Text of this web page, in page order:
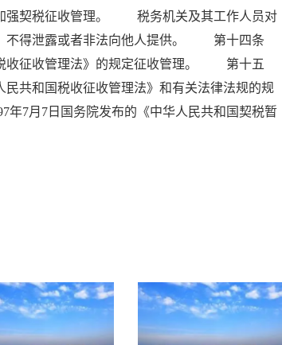
加强契税征收管理。 税务机关及其工作人员对
，不得泄露或者非法向他人提供。 第十四条
收征收管理法》的规定征收管理。 第十五
共和国税收征收管理法》和有关法律法规的规
7月7日国务院发布的《中华人民共和国契税暂